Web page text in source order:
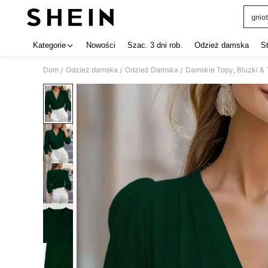
Kategorie Nowości Szac. 3 dni rob. Odzież damska
Dom / Odzież damska / Odzież Damska / Damskie Topy, Bluzki &